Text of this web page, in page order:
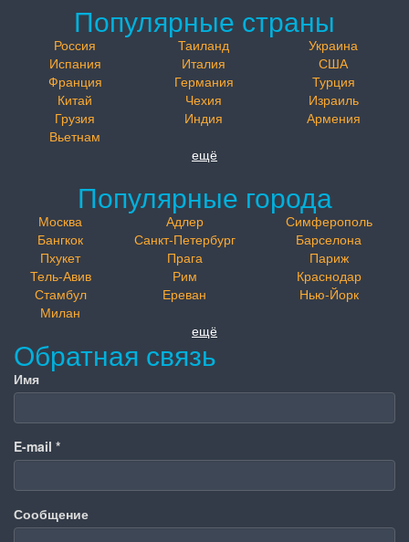
Популярные страны
Россия Таиланд
Украина
Испания
Италия
США
Франция
Германия
Турция
Китай
Чехия
Израиль
Грузия
Индия
Армения
Вьетнам
ещё
Популярные города
Москва Адлер
Симферополь
Бангкок
Санкт-Петербург
Барселона
Пхукет
Прага
Париж
Тель-Авив
Рим
Краснодар
Стамбул
Ереван
Нью-Йорк
Милан
ещё
Обратная связь
Имя
E-mail *
Сообщение